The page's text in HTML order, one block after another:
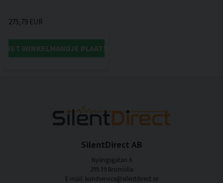
275,79 EUR
HET WINKELMANDJE PLAATSEN
SilentDirect AB
Nyängsgatan 6
295 39 Bromölla
E-mail: kundservice@silentdirect.se